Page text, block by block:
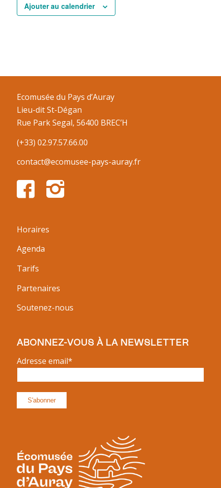
Ajouter au calendrier
Ecomusée du Pays d’Auray
Lieu-dit St-Dégan
Rue Park Segal, 56400 BREC’H
(+33) 02.97.57.66.00
contact@ecomusee-pays-auray.fr
Horaires
Agenda
Tarifs
Partenaires
Soutenez-nous
ABONNEZ-VOUS À LA NEWSLETTER
Adresse email*